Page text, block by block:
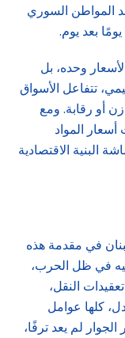
المواطن السوري
بعد يوم.
وحده، بل
تتفاعل الأسواق
أو رقابة. ومع
المواد
البنية الاقتصادية
في مقدمة هذه
في ظل الحرب،
النقل،
كلها عوامل
لم يعد ترفًا،